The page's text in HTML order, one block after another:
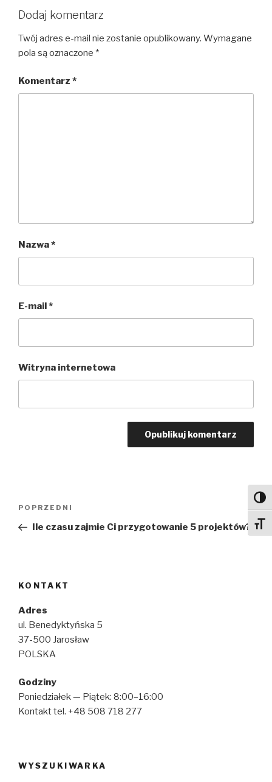
Dodaj komentarz
Twój adres e-mail nie zostanie opublikowany. Wymagane
pola są oznaczone *
Komentarz *
Nazwa*
E-mail*
Witryna internetowa
Poprzedni
wpis
POPRZEDNI
Ile czasu zajmie Ci przygotowanie 5 projektów?
KONTAKT
Adres
ul. Benedyktyńska 5
37-500 Jarosław
POLSKA
Godziny
Poniedziałek — Piątek: 8:00–16:00
Kontakt tel. +48 508 718 277
WYSZUKIWARKA